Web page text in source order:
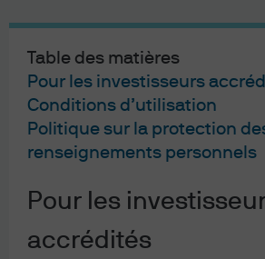
Table des matières
Pour les investisseurs
Conditions d’utilisation
Politique sur la protection
renseignements personnels
Pour les
accrédités
Gérance des placements